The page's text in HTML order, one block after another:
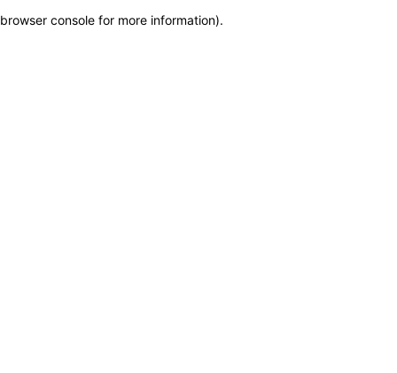
browser console for more information).